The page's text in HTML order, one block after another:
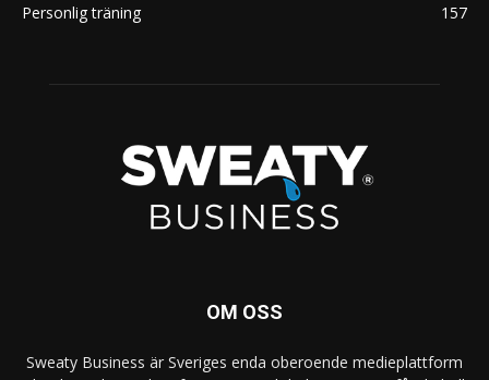
Personlig träning
157
OM OSS
Sweaty Business är Sveriges enda oberoende medieplattform